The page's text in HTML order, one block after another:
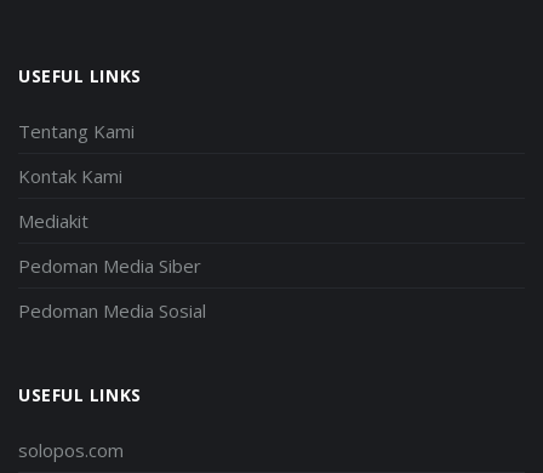
USEFUL LINKS
Tentang Kami
Kontak Kami
Mediakit
Pedoman Media Siber
Pedoman Media Sosial
USEFUL LINKS
solopos.com